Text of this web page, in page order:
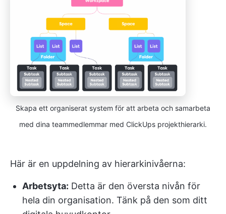
Skapa ett organiserat system för att arbeta och samarbeta
med dina teammedlemmar med ClickUps projekthierarki.
Här är en uppdelning av hierarkinivåerna:
Arbetsyta: Detta är den översta nivån för
hela din organisation. Tänk på den som ditt